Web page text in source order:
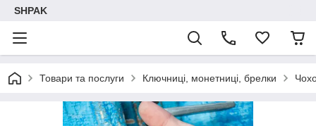
SHPAK
Товари та послуги Ключниці, монетниці, брелки